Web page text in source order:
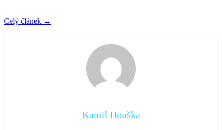
Celý článek →
Kamil Houška